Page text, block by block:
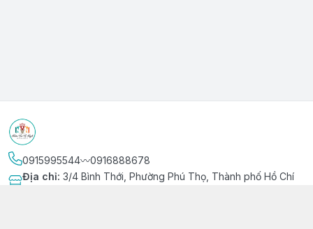
0915995544〰️0916888678
Địa chỉ: 3/4 Bình Thới, Phường Phú Thọ, Thành phố Hồ Chí